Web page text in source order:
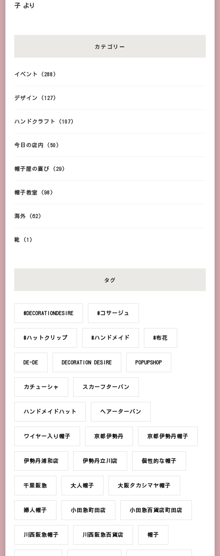
子より
カテゴリー
イベント (288)
デザイン (127)
ハンドクラフト (107)
今日の店内 (50)
帽子屋の喜び (29)
帽子教室 (98)
海外 (62)
靴 (1)
タグ
#DECORATIONDESIRE #コサージュ
#ハットクリップ #ハンドメイド #布花
DE-DE DECORATION DESIRE POPUPSHOP
カチューシャ スカーフターバン
ハンドメイドハット ヘアーターバン
ワイヤー入り帽子 京都伊勢丹 京都伊勢丹帽子
伊勢丹浦和店 伊勢丹立川店 個性的な帽子
千里阪急 大人帽子 大阪タカシマヤ帽子
婦人帽子 小田急町田店 小田急百貨店町田店
川西阪急帽子 川西阪急百貨店 帽子